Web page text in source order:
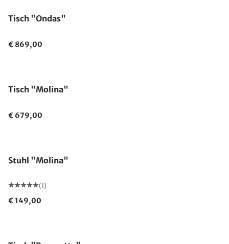
Tisch "Ondas"
€ 869,00
Tisch "Molina"
€ 679,00
Stuhl "Molina"
(1)
€ 149,00